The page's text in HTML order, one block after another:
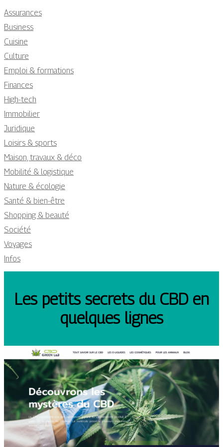
Assurances
Business
Cuisine
Culture
Emploi & formations
Finances
High-tech
Immobilier
Juridique
Loisirs & sports
Maison, travaux & déco
Mobilité & logistique
Nature & écologie
Santé & bien-être
Shopping & beauté
Société
Voyages
Infos
Les petits secrets du CBD en
quelques lignes